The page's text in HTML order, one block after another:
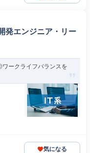
発エンジニア・リー
ークライフバランスを
気になる